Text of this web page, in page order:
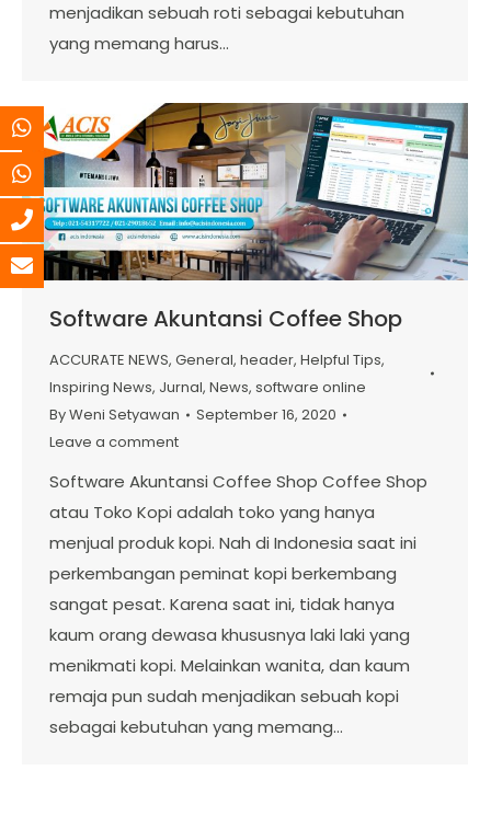
menjadikan sebuah roti sebagai kebutuhan
yang memang harus…
Software Akuntansi Coffee Shop
ACCURATE NEWS, General, header, Helpful Tips,
Inspiring News, Jurnal, News, software online
ByWeni Setyawan
September 16, 2020
Leave a comment
Software Akuntansi Coffee Shop Coffee Shop
atau Toko Kopi adalah toko yang hanya
menjual produk kopi. Nah di Indonesia saat ini
perkembangan peminat kopi berkembang
sangat pesat. Karena saat ini, tidak hanya
kaum orang dewasa khususnya laki laki yang
menikmati kopi. Melainkan wanita, dan kaum
remaja pun sudah menjadikan sebuah kopi
sebagai kebutuhan yang memang…